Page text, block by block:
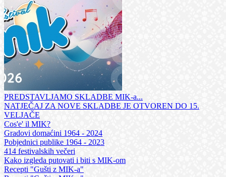
PREDSTAVLJAMO SKLADBE MIK-a...
NATJEČAJ ZA NOVE SKLADBE JE OTVOREN DO 15.
VELJAČE
Cos'e' il MIK?
Gradovi domaćini 1964 - 2024
Pobjednici publike 1964 - 2023
414 festivalskih večeri
Kako izgleda putovati i biti s MIK-om
Recepti "Gušti z MIK-a"